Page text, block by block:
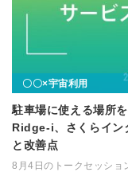
〇〇×宇宙利用
駐車場に使える場所
Ridge-i、さくらイン
と改善点
8月4日のトークセッショ